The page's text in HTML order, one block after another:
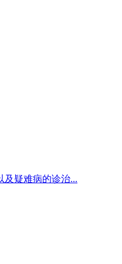
及疑难病的诊治...